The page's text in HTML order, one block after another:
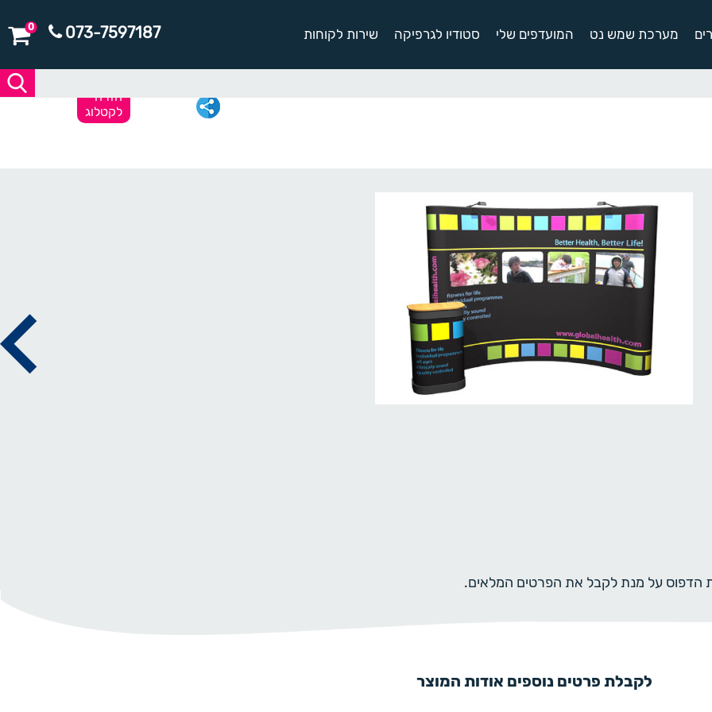
מערכת שמש נט המועדפים שלי סטודיו לגרפיקה שירות לקוחות 073-7597187
0
חזרה
לקטלוג
הדפוס על מנת לקבל את הפרטים המלאים.
לקבלת פרטים נוספים אודות המוצר